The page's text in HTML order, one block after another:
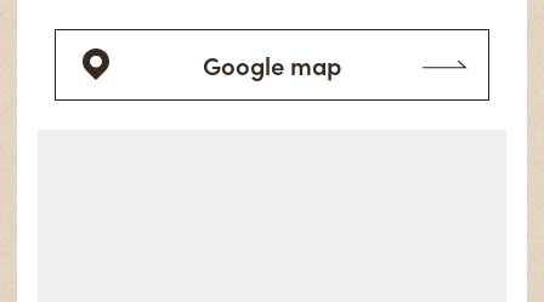
Google map